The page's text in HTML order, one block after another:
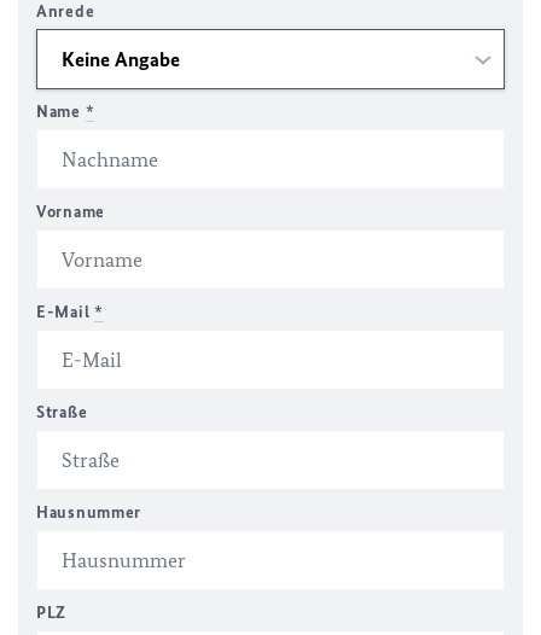
Anrede
Name *
Vorname
E-Mail *
Straße
Hausnummer
PLZ